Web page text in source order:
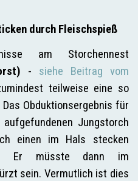
durch Fleischspieß
am Storchennest
- siehe Beitrag vom
teilweise eine so
Obduktionsergebnis für
Jungstorch
einen im Hals stecken
Er müsste dann im
sein. Vermutlich ist dies